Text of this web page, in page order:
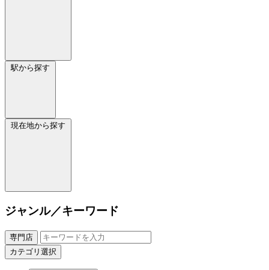
駅から探す
現在地から探す
ジャンル／キーワード
専門店
カテゴリ選択